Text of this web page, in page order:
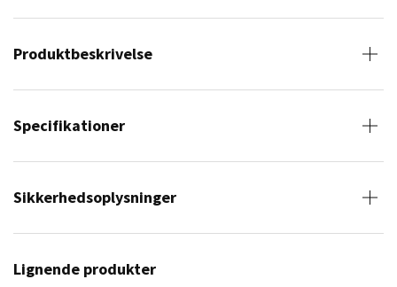
Produktbeskrivelse
Specifikationer
Sikkerhedsoplysninger
Lignende produkter